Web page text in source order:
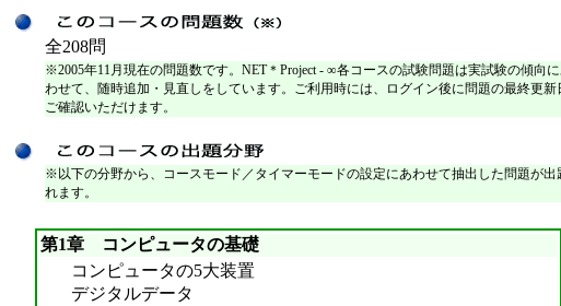
全208問
※2005年11月現在の問題数です。NET＊Project - ∞各コースの試験問題は実試験の傾向
わせて、随時追加・見直しをしています。ご利用時には、ログイン後に問題の最終更新
ご確認いただけます。
※以下の分野から、コースモード／タイマーモードの設定にあわせて抽出した問題が出
れます。
第1章 コンピュータの基礎
コンピュータの5大装置
デジタルデータ